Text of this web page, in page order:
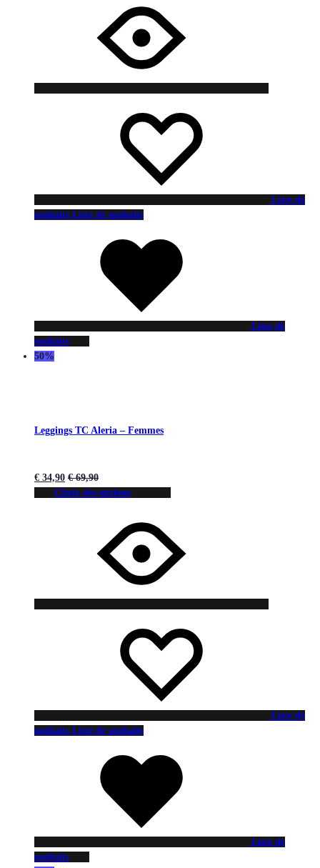
Liste de
souhaits Liste de souhaits
Liste de
souhaits
50%
Leggings TC Aleria – Femmes
€ 34,90 €69,90
Choix des options
Liste de
souhaits Liste de souhaits
Liste de
souhaits